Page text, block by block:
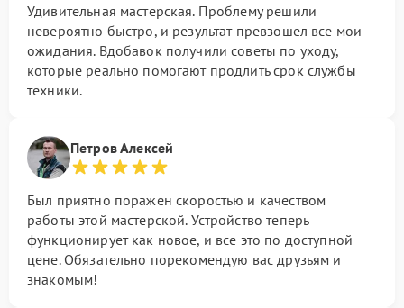
Удивительная мастерская. Проблему решили
невероятно быстро, и результат превзошел все мои
ожидания. Вдобавок получили советы по уходу,
которые реально помогают продлить срок службы
техники.
Петров Алексей
Был приятно поражен скоростью и качеством
работы этой мастерской. Устройство теперь
функционирует как новое, и все это по доступной
цене. Обязательно порекомендую вас друзьям и
знакомым!